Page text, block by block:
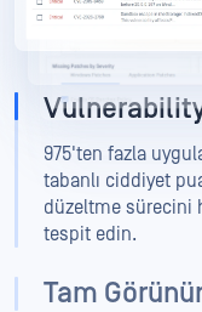
975'ten fazla
tabanlı ciddiyet
düzeltme sürecini
tespit edin.
Tam